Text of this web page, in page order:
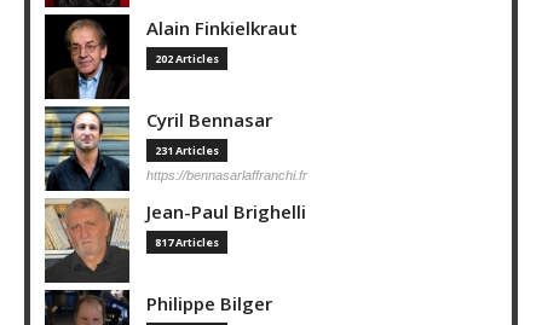
Alain Finkielkraut
202 Articles
Cyril Bennasar
231 Articles
https://bennasarlaffranchi.fr
Jean-Paul Brighelli
817 Articles
Philippe Bilger